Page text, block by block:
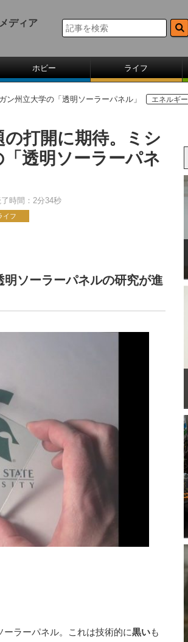
ディア
ホビー ライフ
ン州立大学の「透明ソーラーパネル」 エネルギー
打開に期待。ミシ
透明ソーラーパネ
時間：2分34秒
イフ
ソーラーパネルの研究が進
ラーパネル。これは技術的に黒いも